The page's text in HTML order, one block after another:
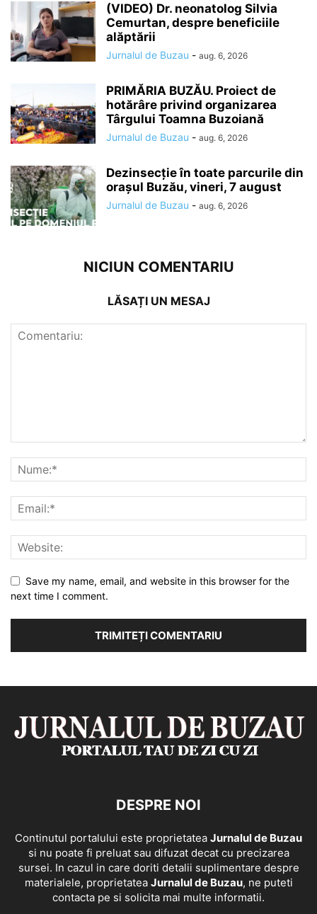
(VIDEO) Dr. neonatolog Silvia
Cemurtan, despre beneficiile
alăptării
Jurnalul de Buzau - aug. 6, 2026
PRIMĂRIA BUZĂU. Proiect de
hotărâre privind organizarea
Târgului Toamna Buzoiană
Jurnalul de Buzau - aug. 6, 2026
Dezinsecție în toate parcurile din
orașul Buzău, vineri, 7 august
Jurnalul de Buzau - aug. 6, 2026
NICIUN COMENTARIU
LĂSAȚI UN MESAJ
Save my name, email, and website in this browser for the
next time I comment.
DESPRE NOI
Continutul portalului este proprietatea Jurnalul de Buzau
si nu poate fi preluat sau difuzat decat cu precizarea
sursei. In cazul in care doriti detalii suplimentare despre
materialele, proprietatea Jurnalul de Buzau, ne puteti
contacta pe si solicita mai multe informatii.